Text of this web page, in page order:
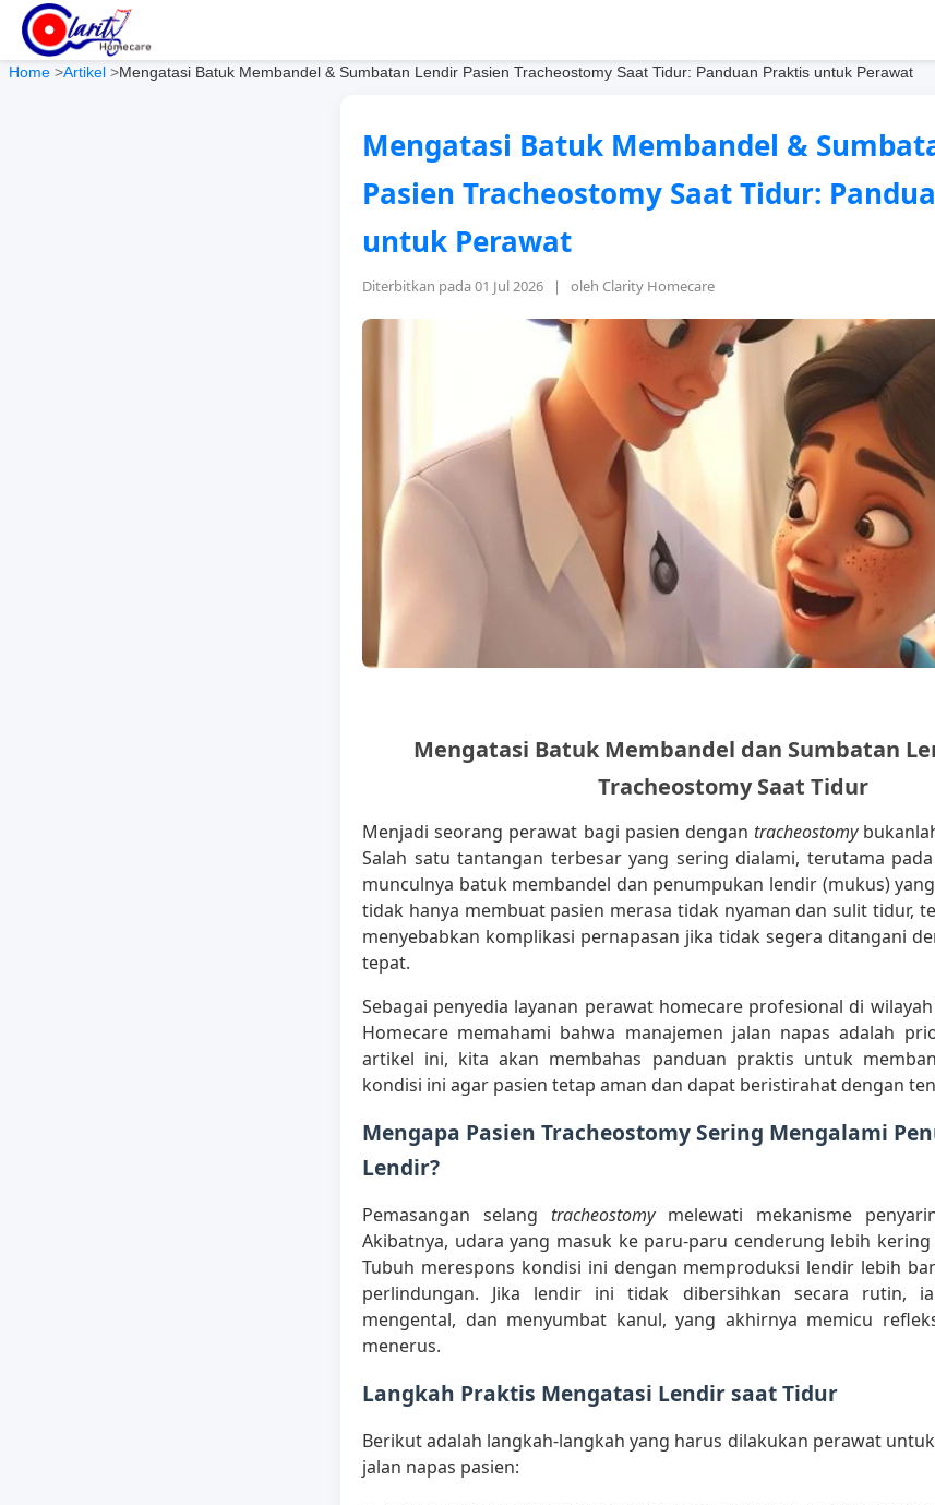
Home >Artikel >Mengatasi Batuk Membandel & Sumbatan Lendir Pasien Tracheostomy Saat Tidur: Panduan Praktis untuk Perawat
Mengatasi Batuk Membandel &
Pasien Tracheostomy Saat Tidur:
untuk Perawat
Diterbitkan pada 01 Jul 2026 | oleh Clarity Homecare
Mengatasi Batuk Membandel dan Sumbatan
Tracheostomy Saat Tidur
Menjadi seorang perawat bagi pasien dengan tracheostomy
Salah satu tantangan terbesar yang sering dialami, terutama
munculnya batuk membandel dan penumpukan lendir (mukus)
tidak hanya membuat pasien merasa tidak nyaman dan sulit tidur,
menyebabkan komplikasi pernapasan jika tidak segera ditangani
tepat.
Sebagai penyedia layanan perawat homecare profesional di
Homecare memahami bahwa manajemen jalan napas adalah
artikel ini, kita akan membahas panduan praktis untuk
kondisi ini agar pasien tetap aman dan dapat beristirahat dengan
Mengapa Pasien Tracheostomy Sering Mengalami
Lendir?
Pemasangan selang tracheostomymelewati mekanisme
Akibatnya, udara yang masuk ke paru-paru cenderung lebih
Tubuh merespons kondisi ini dengan memproduksi lendir lebih
perlindungan. Jika lendir ini tidak dibersihkan secara rutin,
mengental, dan menyumbat kanul, yang akhirnya memicu
menerus.
Langkah Praktis Mengatasi Lendir saat Tidur
Berikut adalah langkah-langkah yang harus dilakukan perawat
jalan napas pasien: